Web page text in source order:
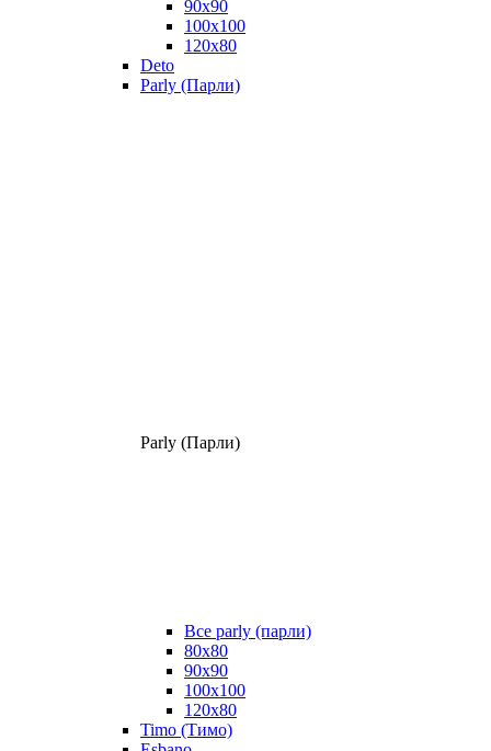
90x90
100x100
120x80
Deto
Parly (Парли)
Parly (Парли)
Все parly (парли)
80x80
90x90
100x100
120x80
Timo (Тимо)